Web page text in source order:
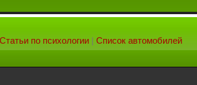
Статьи по психологии | Список автомобилей